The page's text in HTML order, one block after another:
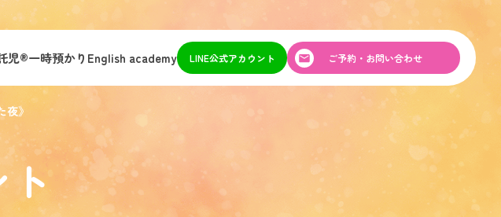
児®︎一時預かり English academy LINE公式アカウント ご予約・お問い合わせ
》
ト